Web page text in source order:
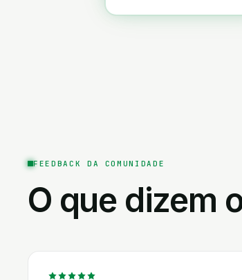
FEEDBACK DA COMUNIDADE
O que dizem